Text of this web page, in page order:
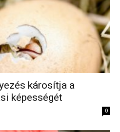
károsítja a
képességét
0